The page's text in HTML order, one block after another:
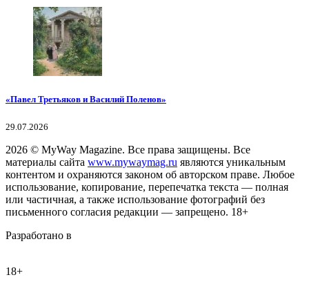
«Павел Третьяков и Василий Поленов»
29.07.2026
2026 © MyWay Magazine. Все права защищены. Все
материалы сайта www.mywaymag.ru являются уникальным
контентом и охраняются законом об авторском праве. Любое
использование, копирование, перепечатка текста — полная
или частичная, а также использование фотографий без
письменного согласия редакции — запрещено. 18+
Разработано в
18+